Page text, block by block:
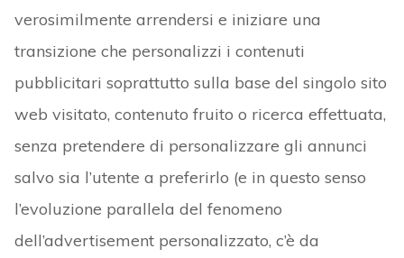
verosimilmente arrendersi e iniziare una
transizione che personalizzi i contenuti
pubblicitari soprattutto sulla base del singolo sito
web visitato, contenuto fruito o ricerca effettuata,
senza pretendere di personalizzare gli annunci
salvo sia l’utente a preferirlo (e in questo senso
l’evoluzione parallela del fenomeno
dell’advertisement personalizzato, c’è da